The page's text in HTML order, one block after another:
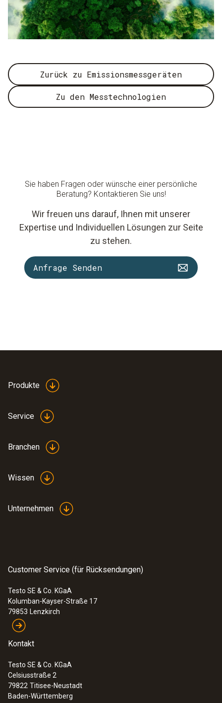
Zurück zu Emissionsmessgeräten
Zu den Messtechnologien
Sie haben Fragen oder wünsche einer persönliche
Beratung? Kontaktieren Sie uns!
Wir freuen uns darauf, Ihnen mit unserer
Expertise und Individuellen Lösungen zur Seite
zu stehen.
Anfrage Senden
Produkte
Service
Branchen
Wissen
Unternehmen
Customer Service (für Rücksendungen)
Testo SE & Co. KGaA
Kolumban-Kayser-Straße 17
79853 Lenzkirch
Kontakt
Testo SE & Co. KGaA
Celsiusstraße 2
79822 Titisee-Neustadt
Baden-Württemberg